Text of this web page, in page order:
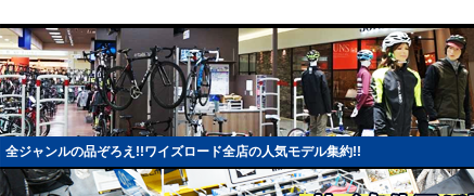
全ジャンルの品ぞろえ!!ワイズロード全店の人気モデル集約!!